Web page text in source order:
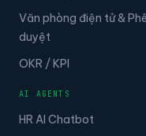
Văn phòng điện tử & Phê
duyệt
OKR / KPI
AI AGENTS
HR AI Chatbot